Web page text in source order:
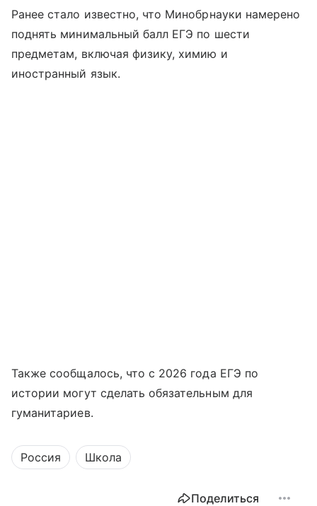
Ранее стало известно, что Минобрнауки намерено
поднять минимальный балл ЕГЭ по шести
предметам, включая физику, химию и
иностранный язык.
Также сообщалось, что с 2026 года ЕГЭ по
истории могут сделать обязательным для
гуманитариев.
Россия Школа
Поделиться